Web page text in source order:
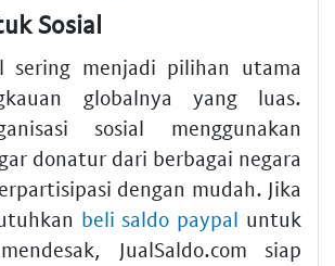
Sosial
sering menjadi pilihan utama
globalnya yang luas.
sosial menggunakan
donatur dari berbagai negara
dengan mudah. Jika
beli saldo paypal untuk
JualSaldo.com siap